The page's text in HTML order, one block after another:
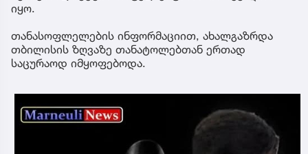
იყო.
თანასოფლელების ინფორმაციით, ახალგაზრდა
თბილისის ზღვაზე თანატოლებთან ერთად
საცურაოდ იმყოფებოდა.